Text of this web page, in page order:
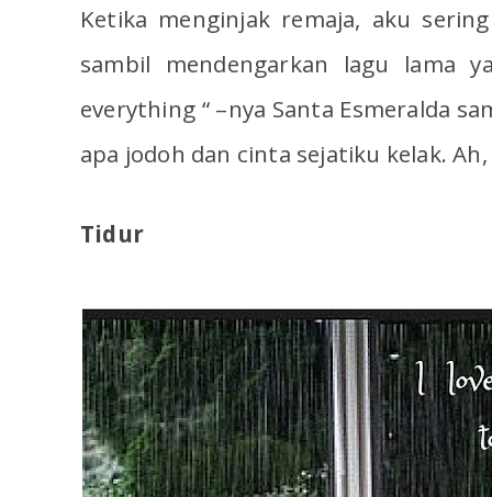
Ketika menginjak remaja, aku
sambil mendengarkan lagu lama
everything “ –nya Santa Esmeralda
apa jodoh dan cinta sejatiku kelak.
Tidur